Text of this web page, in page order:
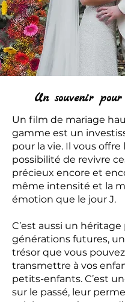
Un souvenir
Un film de mariage
gamme est un
pour la vie. Il vous offre
possibilité de revivre
précieux encore et
même intensité et la
émotion que le jour J.
C’est aussi un héritage
générations futures,
trésor que vous pouvez
transmettre à vos
petits-enfants. C’est
sur le passé, leur